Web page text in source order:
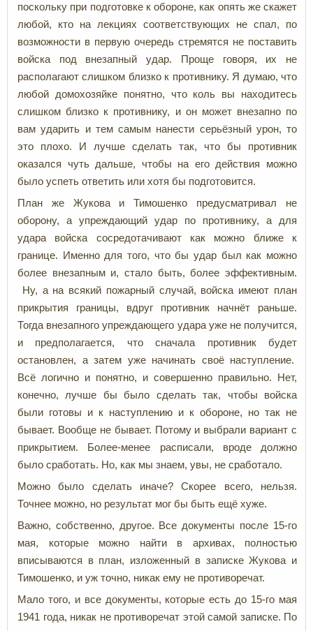
поскольку при подготовке к обороне, как опять же скажет
любой, кто на лекциях соответствующих не спал, по
возможности в первую очередь стремятся не поставить
войска под внезапный удар. Проще говоря, их не
располагают слишком близко к противнику. Я думаю, что
любой домохозяйке понятно, что коль вы находитесь
слишком близко к противнику, и он может внезапно по
вам ударить и тем самым нанести серьёзный урон, то
это плохо. И лучше сделать так, что бы противник
оказался чуть дальше, чтобы на его действия можно
было успеть ответить или хотя бы подготовится.
План же Жукова и Тимошенко предусматривал не
оборону, а упреждающий удар по противнику, а для
удара войска сосредотачивают как можно ближе к
границе. Именно для того, что бы удар был как можно
более внезапным и, стало быть, более эффективным.
Ну, а на всякий пожарный случай, войска имеют план
прикрытия границы, вдруг противник начнёт раньше.
Тогда внезапного упреждающего удара уже не получится,
и предполагается, что сначала противник будет
остановлен, а затем уже начинать своё наступление.
Всё логично и понятно, и совершенно правильно. Нет,
конечно, лучше бы было сделать так, чтобы войска
были готовы и к наступлению и к обороне, но так не
бывает. Вообще не бывает. Потому и выбрали вариант с
прикрытием. Более-менее расписали, вроде должно
было сработать. Но, как мы знаем, увы, не сработало.
Можно было сделать иначе? Скорее всего, нельзя.
Точнее можно, но результат мог бы быть ещё хуже.
Важно, собственно, другое. Все документы после 15-го
мая, которые можно найти в архивах, полностью
вписываются в план, изложенный в записке Жукова и
Тимошенко, и уж точно, никак ему не противоречат.
Мало того, и все документы, которые есть до 15-го мая
1941 года, никак не противоречат этой самой записке. По